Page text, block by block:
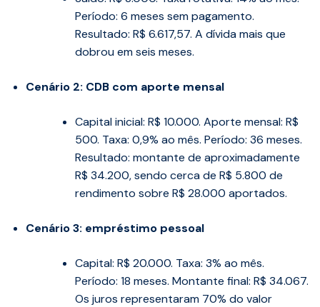
Período: 6 meses sem pagamento.
Resultado: R$ 6.617,57. A dívida mais que
dobrou em seis meses.
Cenário 2: CDB com aporte mensal
Capital inicial: R$ 10.000. Aporte mensal: R$
500. Taxa: 0,9% ao mês. Período: 36 meses.
Resultado: montante de aproximadamente
R$ 34.200, sendo cerca de R$ 5.800 de
rendimento sobre R$ 28.000 aportados.
Cenário 3: empréstimo pessoal
Capital: R$ 20.000. Taxa: 3% ao mês.
Período: 18 meses. Montante final: R$ 34.067.
Os juros representaram 70% do valor